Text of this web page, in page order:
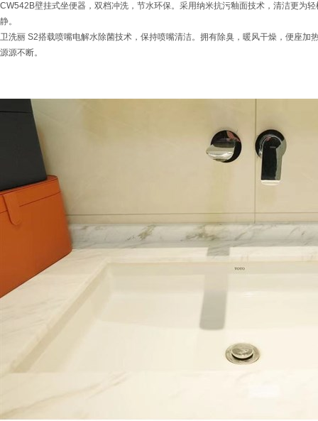
CW542B壁挂式坐便器，双档冲洗，节水环保。采用纳米抗污釉面技术，清洁更为
静。
卫洗丽 S2搭载喷嘴电解水除菌技术，保持喷嘴清洁。拥有除臭，暖风干燥，便座加
源源不断。